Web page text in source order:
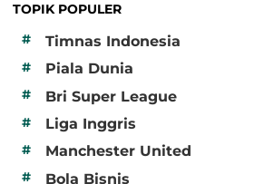
TOPIK POPULER
#
Timnas Indonesia
# Piala Dunia
# Bri Super League
# Liga Inggris
# Manchester United
# Bola Bisnis